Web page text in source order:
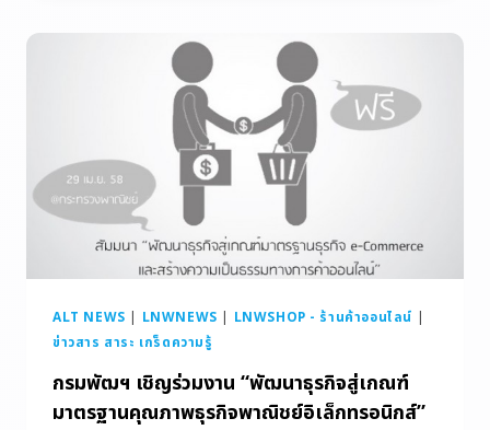
ALT NEWS LNWNEWS LNWSHOP - ร้านค้าออนไลน์
ข่าวสาร สาระ เกร็ดความรู้
กรมพัฒฯ เชิญร่วมงาน “พัฒนาธุรกิจสู่เกณฑ์
มาตรฐานคุณภาพธุรกิจพาณิชย์อิเล็กทรอนิกส์”